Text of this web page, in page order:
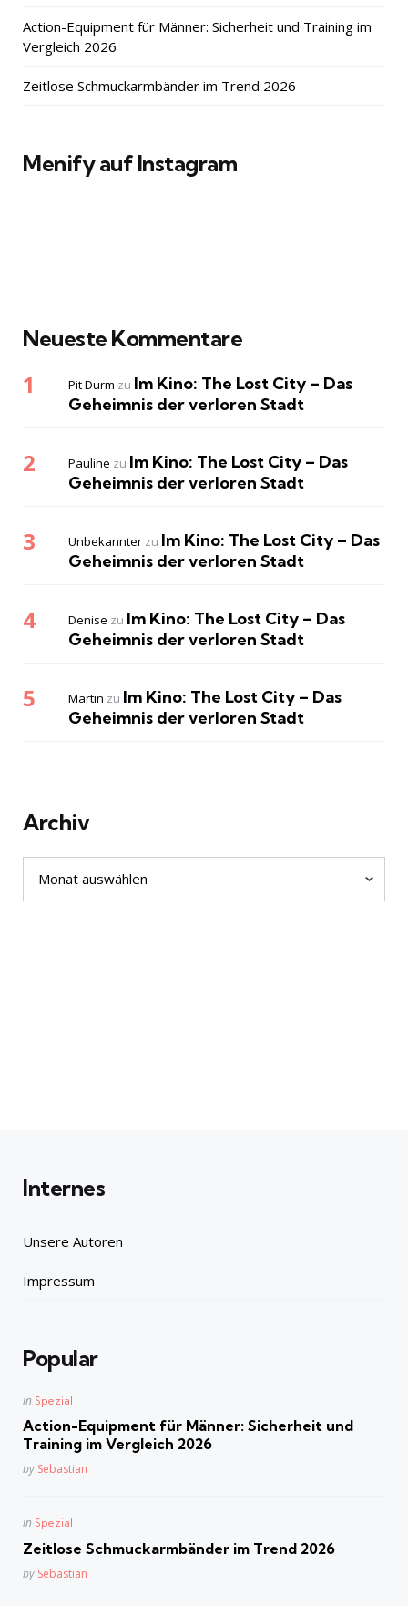
Action-Equipment für Männer: Sicherheit und Training im
Vergleich 2026
Zeitlose Schmuckarmbänder im Trend 2026
Menify auf Instagram
Neueste Kommentare
Pit Durm zu Im Kino: The Lost City – Das
Geheimnis der verloren Stadt
Pauline zu Im Kino: The Lost City – Das
Geheimnis der verloren Stadt
Unbekannter zu Im Kino: The Lost City – Das
Geheimnis der verloren Stadt
Denise zu Im Kino: The Lost City – Das
Geheimnis der verloren Stadt
Martin zu Im Kino: The Lost City – Das
Geheimnis der verloren Stadt
Archiv
Internes
Unsere Autoren
Impressum
Popular
Posted
in Spezial
Action-Equipment für Männer: Sicherheit und
Training im Vergleich 2026
Posted
by Sebastian
Posted
in Spezial
Zeitlose Schmuckarmbänder im Trend 2026
Posted
by Sebastian